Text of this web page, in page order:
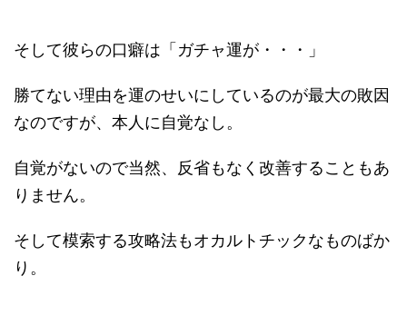
そして彼らの口癖は「ガチャ運が・・・」
勝てない理由を運のせいにしているのが最大の敗因
なのですが、本人に自覚なし。
自覚がないので当然、反省もなく改善することもあ
りません。
そして模索する攻略法もオカルトチックなものばか
り。